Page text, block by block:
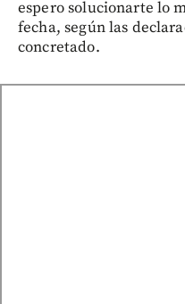
espero solucionarte lo
fecha, según las
concretado.